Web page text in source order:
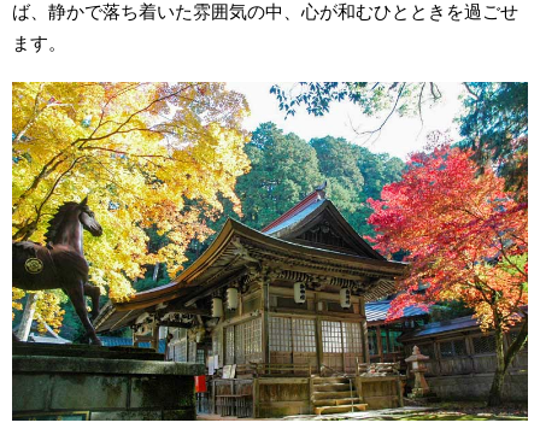
ば、静かで落ち着いた雰囲気の中、心が和むひとときを過ごせ
ます。